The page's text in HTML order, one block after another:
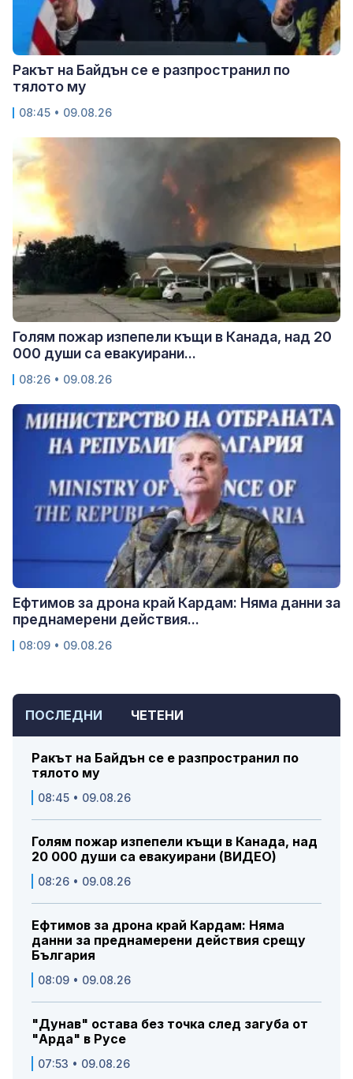
ПОСЛЕДНИ ЧЕТЕНИ
Ракът на Байдън се е разпространил по
тялото му
08:45 • 09.08.26
Голям пожар изпепели къщи в Канада, над
20 000 души са евакуирани (ВИДЕО)
08:26 • 09.08.26
Ефтимов за дрона край Кардам: Няма
данни за преднамерени действия срещу
България
08:09 • 09.08.26
"Дунав" остава без точка след загуба от
"Арда" в Русе
07:53 • 09.08.26
Ракът на Байдън се е разпространил по
тялото му
08:45 • 09.08.26
Голям пожар изпепели къщи в Канада, над 20
000 души са евакуирани...
08:26 • 09.08.26
Ефтимов за дрона край Кардам: Няма данни за
преднамерени действия...
08:09 • 09.08.26